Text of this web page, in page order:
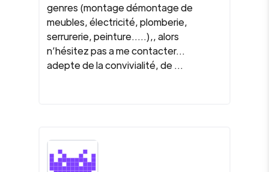
genres (montage démontage de
meubles, électricité, plomberie,
serrurerie, peinture.....),, alors
n’hésitez pas a me contacter...
adepte de la convivialité, de ...